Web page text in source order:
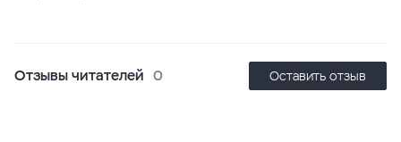
Отзывы читателей 0 Оставить отзыв